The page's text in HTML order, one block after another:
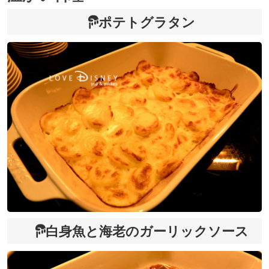
ポテトグラタン
白身魚と海老のガーリックソース